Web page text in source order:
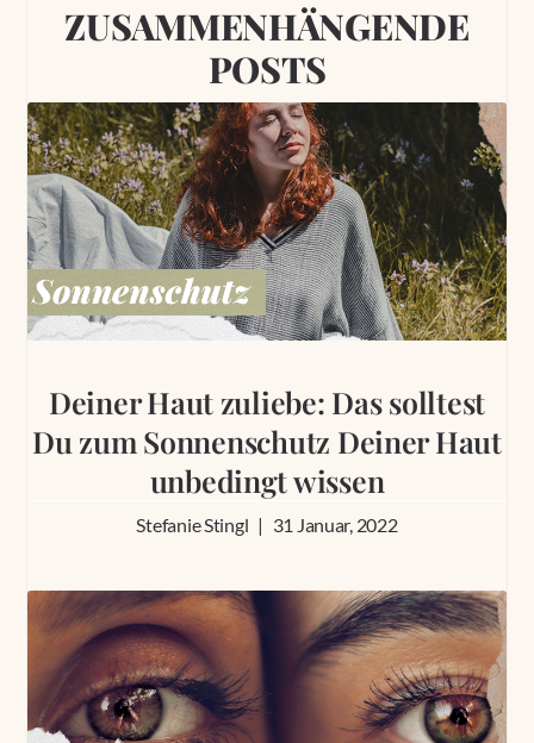
ZUSAMMENHÄNGENDE
POSTS
Deiner Haut zuliebe: Das solltest
Du zum Sonnenschutz Deiner Haut
unbedingt wissen
Stefanie Stingl 31 Januar, 2022